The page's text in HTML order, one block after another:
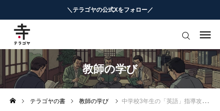
＼テラゴヤの公式Xをフォロー／
教師の学び
テラゴヤの書 教師の学び 中学校3年生の「英語」指導攻略
はじめての方へ
教育ニュースまとめ
ヨミモノ・特集